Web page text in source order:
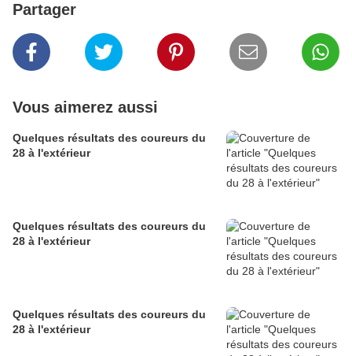
Partager
Vous aimerez aussi
Quelques résultats des coureurs du
28 à l'extérieur
Quelques résultats des coureurs du
28 à l'extérieur
Quelques résultats des coureurs du
28 à l'extérieur